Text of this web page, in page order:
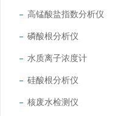
高锰酸盐指数分析仪
磷酸根分析仪
水质离子浓度计
硅酸根分析仪
核废水检测仪